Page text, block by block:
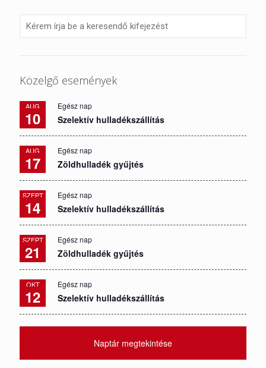
Közelgő események
AUG
10
Egész nap
Szelektív hulladékszállítás
AUG
17
Egész nap
Zöldhulladék gyűjtés
SZEPT
14
Egész nap
Szelektív hulladékszállítás
SZEPT
21
Egész nap
Zöldhulladék gyűjtés
OKT
12
Egész nap
Szelektív hulladékszállítás
Naptár megtekintése